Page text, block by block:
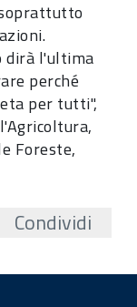
dirà l'ultima
perché
per tutti",
Foreste,
Condividi